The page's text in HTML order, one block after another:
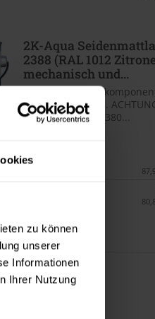
zu können
unserer
Informationen
Ihrer Nutzung
2K-Aqua
2388 (RAL 1012
mechanisch und...
wasserbasiert, 2-
außen und innen.
2K-Aqua Härter 2380...
0,875 Liter